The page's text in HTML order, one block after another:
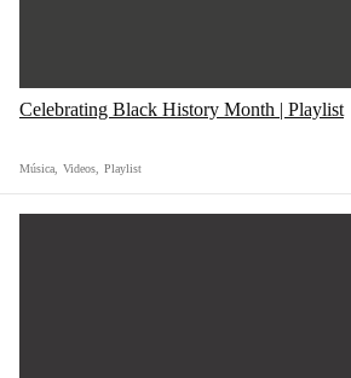
Celebrating Black History Month | Playlist
Música Videos Playlist